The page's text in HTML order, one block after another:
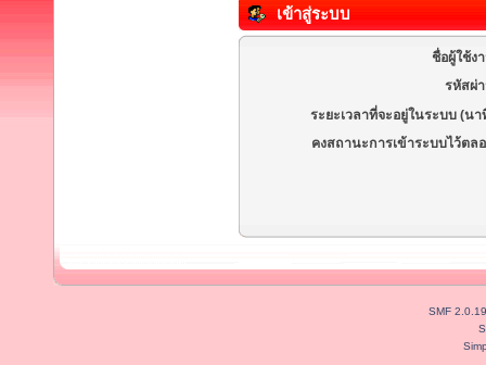
เข้าสู่ระบบ
ชื่อผู้ใช้ง
รหัสผ่
ระยะเวลาที่จะอยู่ในระบบ (นา
คงสถานะการเข้าระบบไว้ตล
SMF 2.0.19